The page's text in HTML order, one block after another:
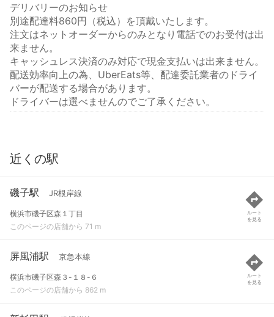
デリバリーのお知らせ
別途配達料860円（税込）を頂戴いたします。
注文はネットオーダーからのみとなり電話でのお受付は出
来ません。
キャッシュレス決済のみ対応で現金支払いは出来ません。
配送効率向上の為、UberEats等、配達委託業者のドライ
バーが配送する場合があります。
ドライバーは選べませんのでご了承ください。
近くの駅
磯子駅 JR根岸線
横浜市磯子区森１丁目
このページの店舗から 71 m
ルート
を見る
屏風浦駅 京急本線
横浜市磯子区森３-１８-６
このページの店舗から 862 m
ルート
を見る